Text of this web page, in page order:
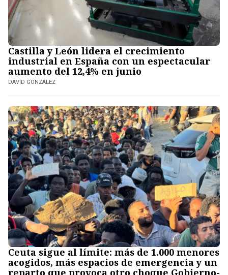
Castilla y León lidera el crecimiento
industrial en España con un espectacular
aumento del 12,4% en junio
DAVID GONZÁLEZ
Ceuta sigue al límite: más de 1.000 menores
acogidos, más espacios de emergencia y un